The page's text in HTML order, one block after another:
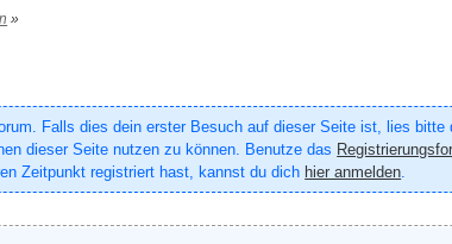
»
Falls dies dein erster Besuch auf dieser Seite ist, lies bitte
dieser Seite nutzen zu können. Benutze das
Zeitpunkt registriert hast, kannst du dich hier anmelden.